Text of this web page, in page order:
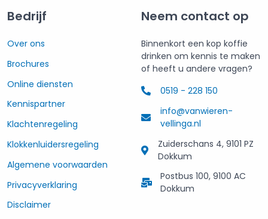
Bedrijf
Over ons
Brochures
Online diensten
Kennispartner
Klachtenregeling
Klokkenluidersregeling
Algemene voorwaarden
Privacyverklaring
Disclaimer
Neem contact op
Binnenkort een kop koffie
drinken om kennis te maken
of heeft u andere vragen?
0519 - 228 150
info@vanwieren-
vellinga.nl
Zuiderschans 4, 9101 PZ
Dokkum
Postbus 100, 9100 AC
Dokkum